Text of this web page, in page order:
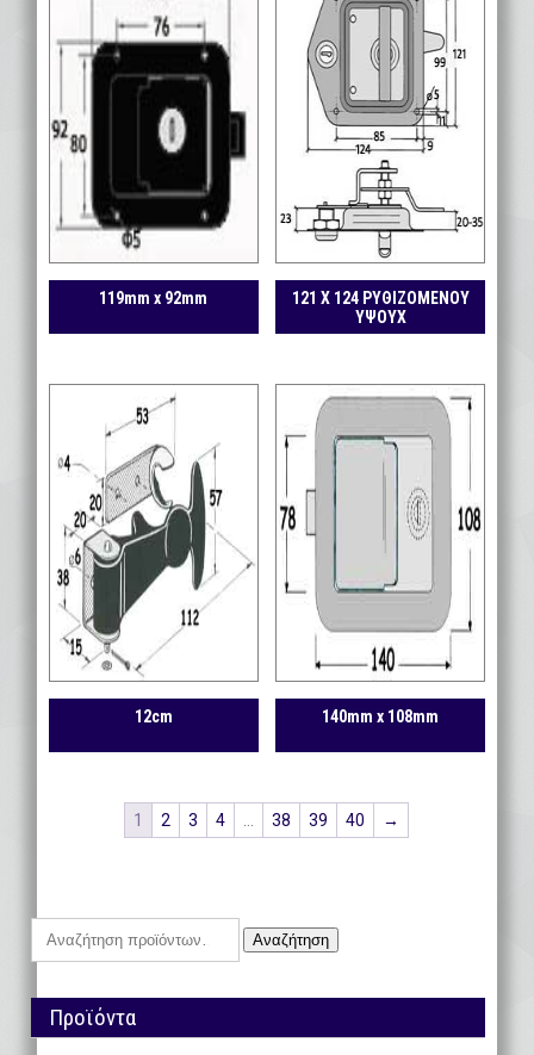
119mm x 92mm
121 Χ 124 ΡΥΘΙΖΟΜΕΝΟΥ
ΥΨΟΥΧ
12cm 140mm x 108mm
1 2 3 4 … 38 39 40 →
Αναζήτηση
για:
Αναζήτηση
Προϊόντα